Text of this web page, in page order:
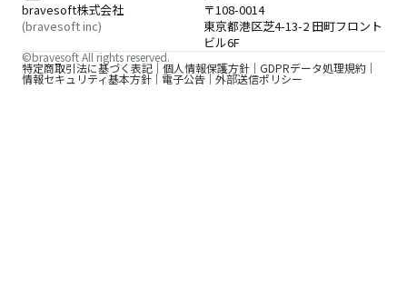
bravesoft株式会社
(bravesoft inc)
〒108-0014
東京都港区芝4-13-2 田町フロント
ビル6F
特定商取引法に基づく表記 個人情報保護方針 GDPRデータ処理規約
情報セキュリティ基本方針 電子公告 外部送信ポリシー
©bravesoft All rights reserved.